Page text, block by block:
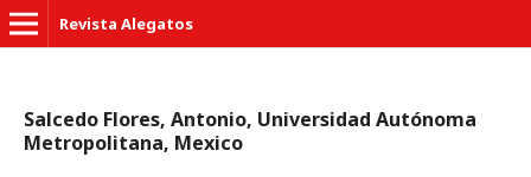
Revista Alegatos
Salcedo Flores, Antonio, Universidad Autónoma
Metropolitana, Mexico